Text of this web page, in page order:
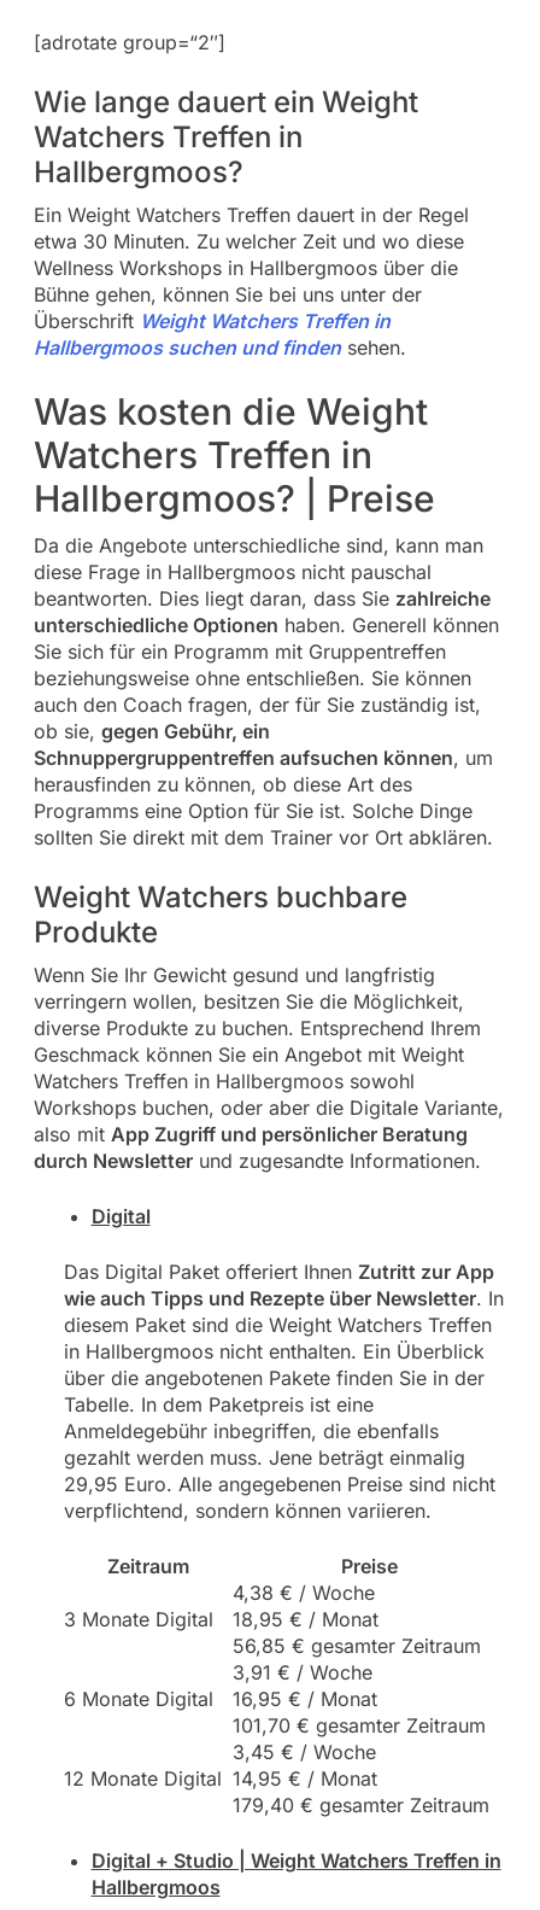
[adrotate group=“2″]
Wie lange dauert ein Weight
Watchers Treffen in
Hallbergmoos?
Ein Weight Watchers Treffen dauert in der Regel
etwa 30 Minuten. Zu welcher Zeit und wo diese
Wellness Workshops in Hallbergmoos über die
Bühne gehen, können Sie bei uns unter der
Überschrift Weight Watchers Treffen in
Hallbergmoos suchen und findensehen.
Was kosten die Weight
Watchers Treffen in
Hallbergmoos? | Preise
Da die Angebote unterschiedliche sind, kann man
diese Frage in Hallbergmoos nicht pauschal
beantworten. Dies liegt daran, dass Sie zahlreiche
unterschiedliche Optionen haben. Generell können
Sie sich für ein Programm mit Gruppentreffen
beziehungsweise ohne entschließen. Sie können
auch den Coach fragen, der für Sie zuständig ist,
ob sie, gegen Gebühr, ein
Schnuppergruppentreffen aufsuchen können, um
herausfinden zu können, ob diese Art des
Programms eine Option für Sie ist. Solche Dinge
sollten Sie direkt mit dem Trainer vor Ort abklären.
Weight Watchers buchbare
Produkte
Wenn Sie Ihr Gewicht gesund und langfristig
verringern wollen, besitzen Sie die Möglichkeit,
diverse Produkte zu buchen. Entsprechend Ihrem
Geschmack können Sie ein Angebot mit Weight
Watchers Treffen in Hallbergmoos sowohl
Workshops buchen, oder aber die Digitale Variante,
also mit App Zugriff und persönlicher Beratung
durch Newsletterund zugesandte Informationen.
Digital
Das Digital Paket offeriert Ihnen Zutritt zur App
wie auch Tipps und Rezepte über Newsletter. In
diesem Paket sind die Weight Watchers Treffen
in Hallbergmoos nicht enthalten. Ein Überblick
über die angebotenen Pakete finden Sie in der
Tabelle. In dem Paketpreis ist eine
Anmeldegebühr inbegriffen, die ebenfalls
gezahlt werden muss. Jene beträgt einmalig
29,95 Euro. Alle angegebenen Preise sind nicht
verpflichtend, sondern können variieren.
Zeitraum Preise
3 Monate Digital
4,38 € / Woche
18,95 € / Monat
56,85 € gesamter Zeitraum
6 Monate Digital
3,91 € / Woche
16,95 € / Monat
101,70 € gesamter Zeitraum
12 Monate Digital
3,45 € / Woche
14,95 € / Monat
179,40 € gesamter Zeitraum
Digital + Studio | Weight Watchers Treffen in
Hallbergmoos